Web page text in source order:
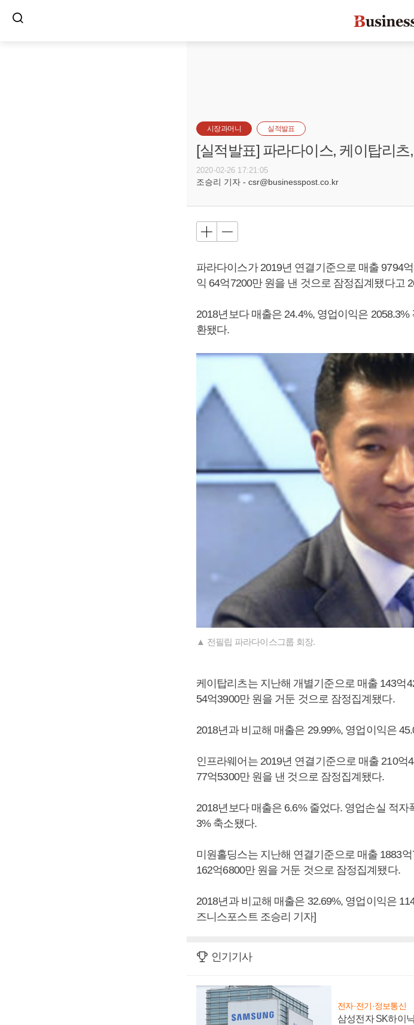
시장과머니 실적발표
[실적발표] 파라다이스, 케이탑리
2020-02-26 17:21:05
조승리 기자 - csr@businesspost.co.kr
파라다이스가 2019년 연결기준으로 매출 9794
익 64억7200만 원을 낸 것으로 잠정집계됐다고
2018년보다 매출은 24.4%, 영업이익은
환됐다.
▲ 전필립 파라다이스그룹 회장.
케이탑리츠는 지난해 개별기준으로 매출 143억
54억3900만 원을 거둔 것으로 잠정집계됐다.
2018년과 비교해 매출은 29.99%, 영업이익은
인프라웨어는 2019년 연결기준으로 매출 210억
77억5300만 원을 낸 것으로 잠정집계됐다.
2018년보다 매출은 6.6% 줄었다. 영업손실 적
3% 축소됐다.
미원홀딩스는 지난해 연결기준으로 매출 1883
162억6800만 원을 거둔 것으로 잠정집계됐다.
2018년과 비교해 매출은 32.69%, 영업이익은
즈니스포스트 조승리 기자]
인기기사
전자·전기·정보통신
삼성전자 SK하이